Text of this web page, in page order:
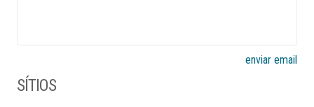
enviar email
SÍTIOS